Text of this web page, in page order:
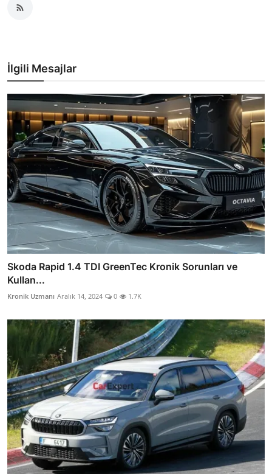
İlgili Mesajlar
Skoda Rapid 1.4 TDI GreenTec Kronik Sorunları ve
Kullan...
Kronik Uzmanı Aralık 14, 2024 0 1.7K